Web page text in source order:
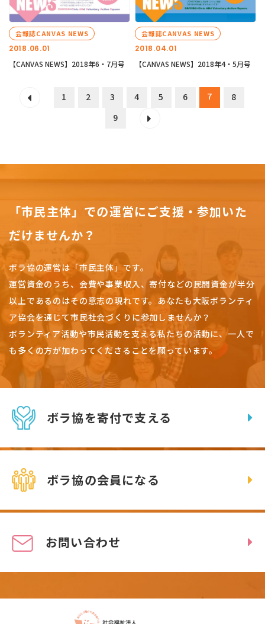
2018.06.01
会報誌CANVAS NEWS
【CANVAS NEWS】2018年6・7月号
2018.04.01
会報誌CANVAS NEWS
【CANVAS NEWS】2018年4・5月号
1 2 3 4 5 6 7
8
9
「市民主体」での運営にご支援・参加いた
だけませんか？
ボラ協の運営は「市民主体」です。
運営資金のうち、会費や事業収入、寄付などの民間資金が半分
以上であるのはその意志の現れです。 あなたも大阪ボランティ
ア協会を通じて市民社会づくりに参加しませんか？
ボランティア活動や市民活動を支える私たちの活動に、一人で
も多くの方が加わってくださることを願っています。
ボラ協を寄付で支える
ボラ協の会員になる
お問い合わせ